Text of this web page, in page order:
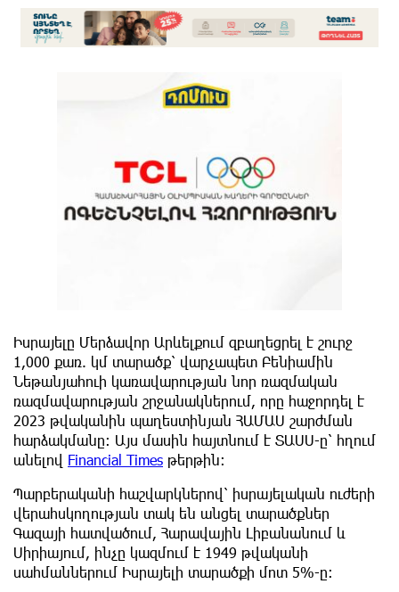
Իսրայելը Մերձավոր Արևելքում զբաղեցրել է շուրջ
1,000 քառ. կմ տարածք՝ վարչապետ Բենիամին
Նեթանյահուի կառավարության նոր ռազմական
ռազմավարության շրջանակներում, որը հաջորդել է
2023 թվականին պաղեստինյան ՀԱՄԱՍ շարժման
հարձակմանը։ Այս մասին հայտնում է ՏԱՍՍ-ը՝ հղում
անելով Financial Times թերթին։
Պարբերականի հաշվարկներով՝ իսրայելական ուժերի
վերահսկողության տակ են անցել տարածքներ
Գազայի հատվածում, Հարավային Լիբանանում և
Սիրիայում, ինչը կազմում է 1949 թվականի
սահմաններում Իսրայելի տարածքի մոտ 5%-ը։